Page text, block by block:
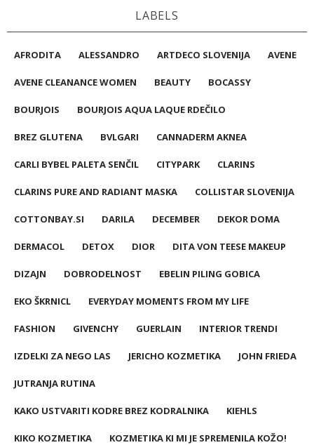
LABELS
AFRODITA ALESSANDRO ARTDECO SLOVENIJA AVENE
AVENE CLEANANCE WOMEN BEAUTY BOCASSY
BOURJOIS BOURJOIS AQUA LAQUE RDEČILO
BREZ GLUTENA BVLGARI CANNADERM AKNEA
CARLI BYBEL PALETA SENČIL CITYPARK CLARINS
CLARINS PURE AND RADIANT MASKA COLLISTAR SLOVENIJA
COTTONBAY.SI DARILA DECEMBER DEKOR DOMA
DERMACOL DETOX DIOR DITA VON TEESE MAKEUP
DIZAJN DOBRODELNOST EBELIN PILING GOBICA
EKO ŠKRNICL EVERYDAY MOMENTS FROM MY LIFE
FASHION GIVENCHY GUERLAIN INTERIOR TRENDI
IZDELKI ZA NEGO LAS JERICHO KOZMETIKA JOHN FRIEDA
JUTRANJA RUTINA
KAKO USTVARITI KODRE BREZ KODRALNIKA KIEHLS
KIKO KOZMETIKA KOZMETIKA KI MI JE SPREMENILA KOŽO!